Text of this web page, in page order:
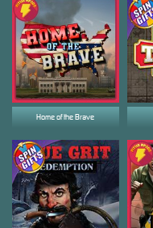
Home of the Brave